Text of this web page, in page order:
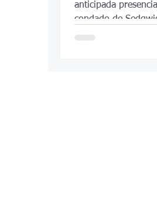
anticipada
condado de